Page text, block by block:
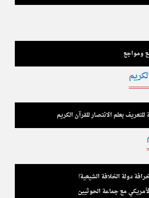
ومواجع
بعلم الانتصار للقرآن الكريم
دولة الخلافة الشيعية!
مع جماعة الحوثيين